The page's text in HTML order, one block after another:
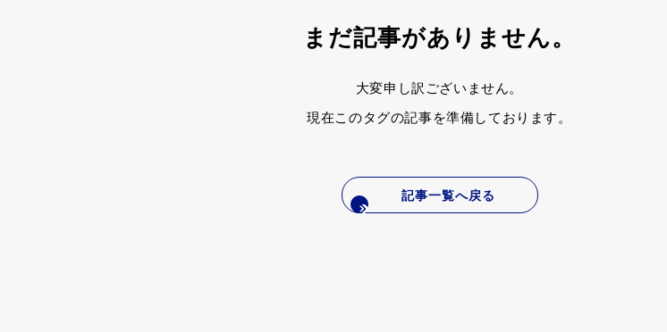
まだ記事がありません。
大変申し訳ございません。
現在このタグの記事を準備しております。
記事一覧へ戻る